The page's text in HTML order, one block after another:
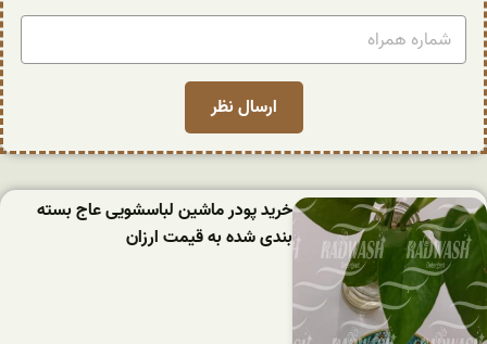
خرید پودر ماشین لباسشویی عاج بسته
بندی شده به قیمت ارزان